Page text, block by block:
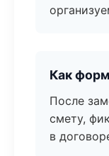
Как
После
смету,
в